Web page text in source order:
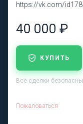
https://vk.com/
40 000 ₽
КУПИТЬ
Все сделки
Пожаловаться